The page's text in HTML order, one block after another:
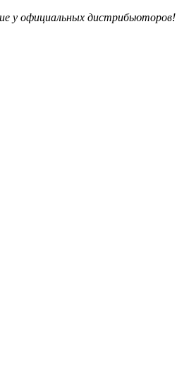
у официальных дистрибьюторов!